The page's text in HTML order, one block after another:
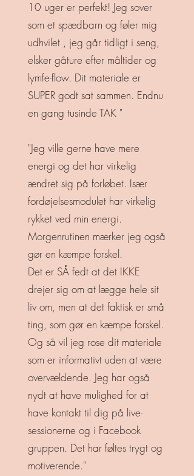
10 uger er perfekt! Jeg sover
som et spædbarn og føler mig
udhvilet , jeg går tidligt i seng,
elsker gåture efter måltider og
lymfe-flow. Dit materiale er
SUPER godt sat sammen. Endnu
en gang tusinde TAK "
"Jeg ville gerne have mere
energi og det har virkelig
ændret sig på forløbet. Især
fordøjelsesmodulet har virkelig
rykket ved min energi.
Morgenrutinen mærker jeg også
gør en kæmpe forskel.
Det er SÅ fedt at det IKKE
drejer sig om at lægge hele sit
liv om, men at det faktisk er små
ting, som gør en kæmpe forskel.
Og så vil jeg rose dit materiale
som er informativt uden at være
overvældende. Jeg har også
nydt at have mulighed for at
have kontakt til dig på live-
sessionerne og i Facebook
gruppen. Det har føltes trygt og
motiverende."